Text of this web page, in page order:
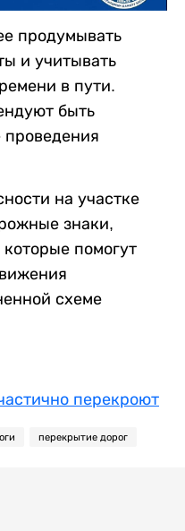
продумывать
и учитывать
в пути.
быть
на участке
знаки,
помогут
схеме
перекроют
перекрытие дорог